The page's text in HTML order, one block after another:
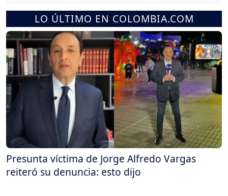
LO ÚLTIMO EN COLOMBIA.COM
Presunta víctima de Jorge Alfredo Vargas
reiteró su denuncia: esto dijo